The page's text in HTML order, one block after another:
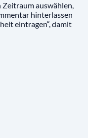
Zeitraum auswählen,
hinterlassen
eintragen“, damit